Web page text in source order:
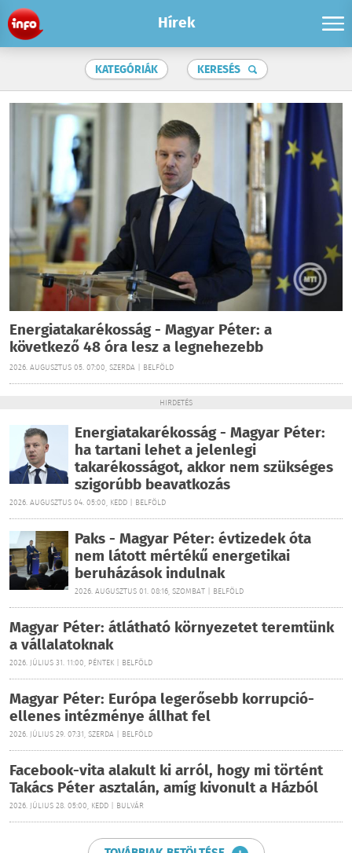
Hírek
KATEGÓRIÁK KERESÉS
Energiatakarékosság - Magyar Péter: a
következő 48 óra lesz a legnehezebb
2026. AUGUSZTUS 05. 07:00, SZERDA | BELFÖLD
HIRDETÉS
Energiatakarékosság - Magyar Péter:
ha tartani lehet a jelenlegi
takarékosságot, akkor nem szükséges
szigorúbb beavatkozás
2026. AUGUSZTUS 04. 05:00, KEDD | BELFÖLD
Paks - Magyar Péter: évtizedek óta
nem látott mértékű energetikai
beruházások indulnak
2026. AUGUSZTUS 01. 08:16, SZOMBAT | BELFÖLD
Magyar Péter: átlátható környezetet teremtünk
a vállalatoknak
2026. JÚLIUS 31. 11:00, PÉNTEK | BELFÖLD
Magyar Péter: Európa legerősebb korrupció-
ellenes intézménye állhat fel
2026. JÚLIUS 29. 07:31, SZERDA | BELFÖLD
Facebook-vita alakult ki arról, hogy mi történt
Takács Péter asztalán, amíg kivonult a Házból
2026. JÚLIUS 28. 05:00, KEDD | BULVÁR